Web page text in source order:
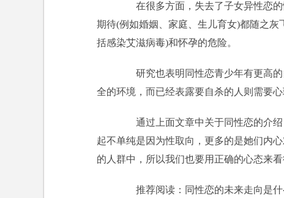
在很多方面，失去了子女异性恋的
期待(例如婚姻、家庭、生儿育女)都随之
括感染艾滋病毒)和怀孕的危险。
研究也表明同性恋青少年有更高的
全的环境，而已经表露要自杀的人则需要
通过上面文章中关于同性恋的介绍
起不单纯是因为性取向，更多的是她们内
的人群中，所以我们也要用正确的心态来看
推荐阅读：同性恋的未来走向是什